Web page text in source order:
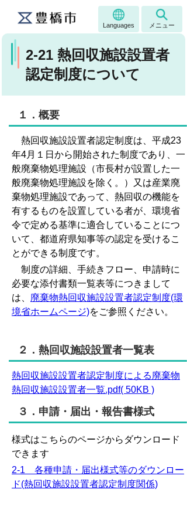
Languages メニュー
2-21 熱回収施設設置者
認定制度について
１．概要
熱回収施設設置者認定制度は、平成23
年4月１日から開始された制度であり、一
般廃棄物処理施設（市長村が設置した一
般廃棄物処理施設を除く。）又は産業廃
棄物処理施設であって、熱回収の機能を
有するものを設置している者が、環境省
令で定める基準に適合していることにつ
いて、都道府県知事等の認定を受けるこ
とができる制度です。
制度の詳細、手続きフロー、申請時に
必要な添付書類一覧表等につきまして
は、 廃棄物熱回収施設設置者認定制度(環
境省ホームページ)をご参照ください。
２．熱回収施設設置者一覧表
熱回収施設設置者認定制度による廃棄物
熱回収施設設置者一覧.pdf( 50KB )
３．申請・届出・報告書様式
様式はこちらのページからダウンロード
できます
2-1 各種申請・届出様式等のダウンロー
ド(熱回収施設設置者認定制度関係)